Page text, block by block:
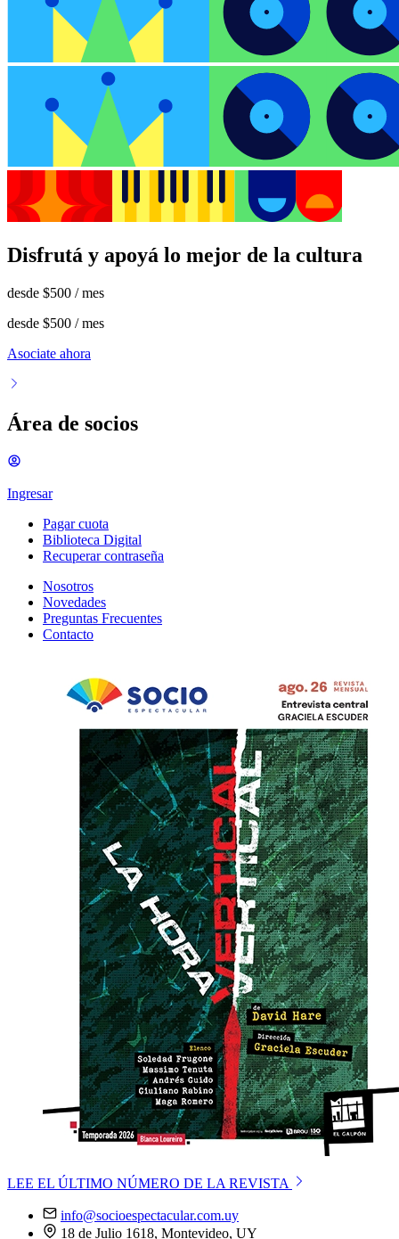
Disfrutá y apoyá lo mejor de la cultura
desde $500 / mes
desde $500 / mes
Asociate ahora
Área de socios
Ingresar
Pagar cuota
Biblioteca Digital
Recuperar contraseña
Nosotros
Novedades
Preguntas Frecuentes
Contacto
LEE EL ÚLTIMO NÚMERO DE LA REVISTA
info@socioespectacular.com.uy
18 de Julio 1618, Montevideo, UY